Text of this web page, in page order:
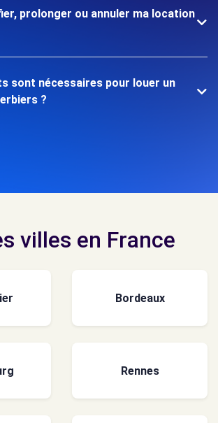
prolonger ou annuler ma location
sont nécessaires pour louer un
?
villes en France
Bordeaux
Rennes